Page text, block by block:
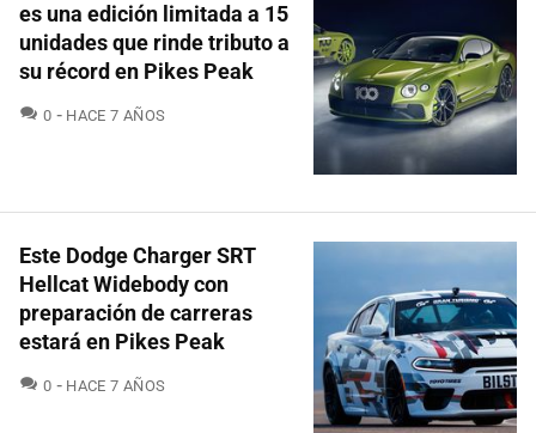
es una edición limitada a 15
unidades que rinde tributo a
su récord en Pikes Peak
0 COMENTARIOS
HACE 7 AÑOS
Este Dodge Charger SRT
Hellcat Widebody con
preparación de carreras
estará en Pikes Peak
0 COMENTARIOS
HACE 7 AÑOS